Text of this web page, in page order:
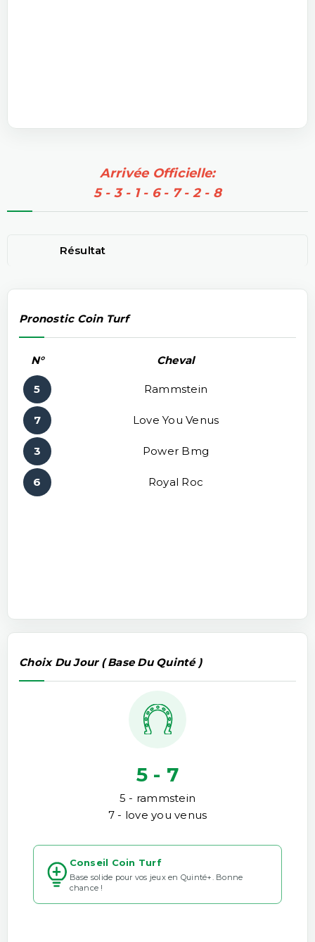
Arrivée Officielle:
5 - 3 - 1 - 6 - 7 - 2 - 8
Résultat
Pronostic Coin Turf
N° Cheval
5 Rammstein
7 Love You Venus
3 Power Bmg
6 Royal Roc
Choix Du Jour ( Base Du Quinté )
5 - 7
5 - rammstein
7 - love you venus
Conseil Coin Turf
Base solide pour vos jeux en Quinté+. Bonne
chance !